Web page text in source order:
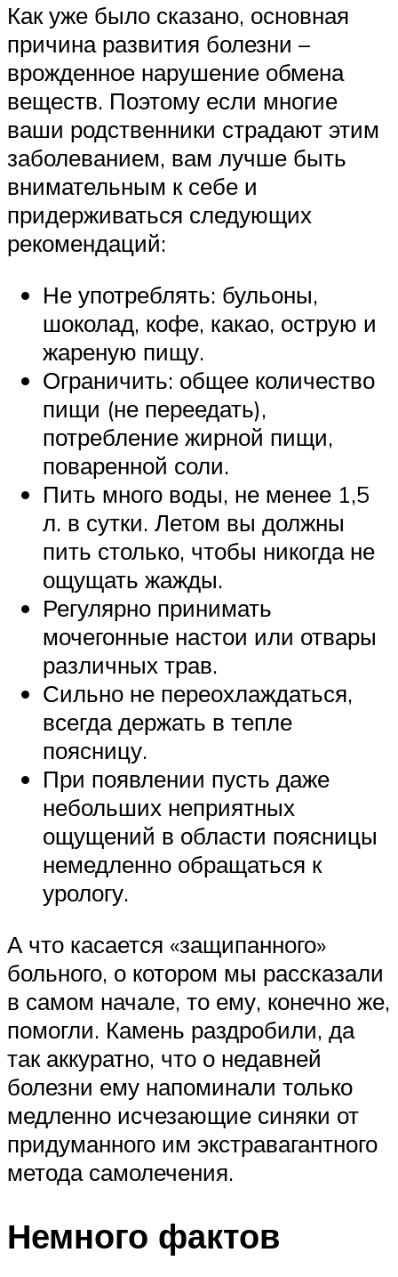
Как уже было сказано, основная
причина развития болезни –
врожденное нарушение обмена
веществ. Поэтому если многие
ваши родственники страдают этим
заболеванием, вам лучше быть
внимательным к себе и
придерживаться следующих
рекомендаций:
Не употреблять: бульоны,
шоколад, кофе, какао, острую и
жареную пищу.
Ограничить: общее количество
пищи (не переедать),
потребление жирной пищи,
поваренной соли.
Пить много воды, не менее 1,5
л. в сутки. Летом вы должны
пить столько, чтобы никогда не
ощущать жажды.
Регулярно принимать
мочегонные настои или отвары
различных трав.
Сильно не переохлаждаться,
всегда держать в тепле
поясницу.
При появлении пусть даже
небольших неприятных
ощущений в области поясницы
немедленно обращаться к
урологу.
А что касается «защипанного»
больного, о котором мы рассказали
в самом начале, то ему, конечно же,
помогли. Камень раздробили, да
так аккуратно, что о недавней
болезни ему напоминали только
медленно исчезающие синяки от
придуманного им экстравагантного
метода самолечения.
Немного фактов